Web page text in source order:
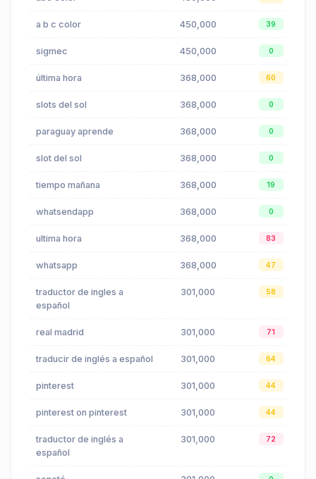
a b c color 450,000 39
sigmec 450,000 0
última hora 368,000 60
slots del sol 368,000 0
paraguay aprende 368,000 0
slot del sol 368,000 0
tiempo mañana 368,000 19
whatsendapp 368,000 0
ultima hora 368,000 83
whatsapp 368,000 47
traductor de ingles a
español
301,000 58
real madrid 301,000 71
traducir de inglés a español 301,000 64
pinterest 301,000 44
pinterest on pinterest 301,000 44
traductor de inglés a
español
301,000 72